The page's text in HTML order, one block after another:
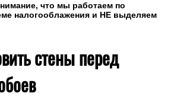
что мы работаем по
налогооблажения и НЕ выделяем
стены перед